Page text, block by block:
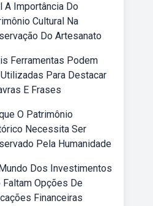
A Importância Do
Cultural Na
Do Artesanato
Ferramentas Podem
Para Destacar
E Frases
O Patrimônio
Necessita Ser
Pela Humanidade
Dos Investimentos
Faltam Opções De
Financeiras